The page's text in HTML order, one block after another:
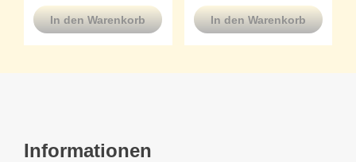
In den Warenkorb In den Warenkorb
Informationen